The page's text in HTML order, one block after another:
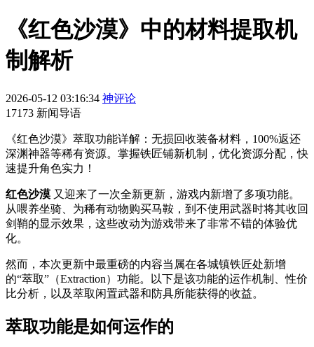
《红色沙漠》中的材料提取机
制解析
2026-05-12 03:16:34 神评论
17173 新闻导语
《红色沙漠》萃取功能详解：无损回收装备材料，100%返还
深渊神器等稀有资源。掌握铁匠铺新机制，优化资源分配，快
速提升角色实力！
红色沙漠 又迎来了一次全新更新，游戏内新增了多项功能。
从喂养坐骑、为稀有动物购买马鞍，到不使用武器时将其收回
剑鞘的显示效果，这些改动为游戏带来了非常不错的体验优
化。
然而，本次更新中最重磅的内容当属在各城镇铁匠处新增
的“萃取”（Extraction）功能。以下是该功能的运作机制、性价
比分析，以及萃取闲置武器和防具所能获得的收益。
萃取功能是如何运作的